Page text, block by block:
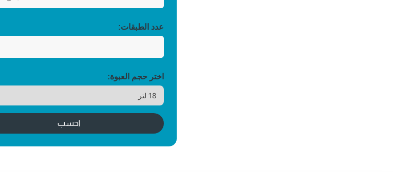
عدد الطبقات:
اختر حجم العبوة:
احسب